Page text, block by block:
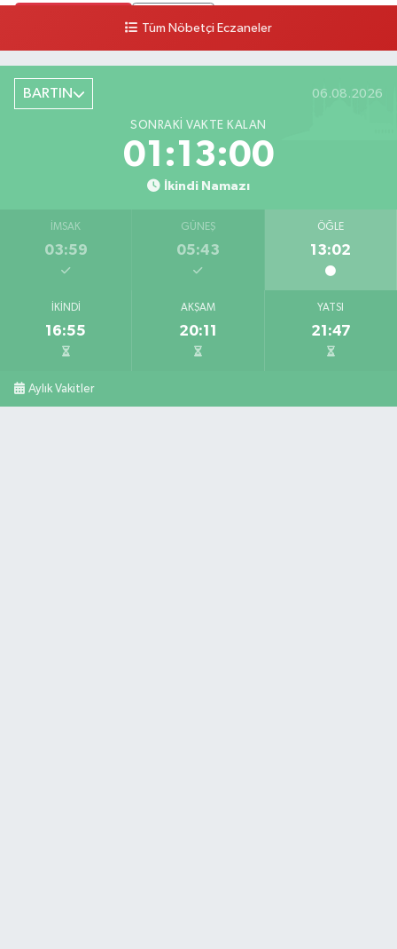
Şiremirçavuş Mahallesi, Kırıkçı Zeliha Ana Sokak No:20 8 Merkez Bartın
0 (378) 227 85 45
Tüm Nöbetçi Eczaneler
BARTIN 06.08.2026
SONRAKI VAKTE KALAN
01:12:59
İkindi Namazı
İMSAK
03:59
GÜNEŞ
05:43
ÖĞLE
13:02
İKINDI
16:55
AKŞAM
20:11
YATSI
21:47
Aylık Vakitler